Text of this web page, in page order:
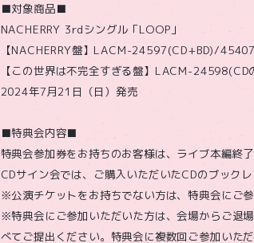
■対象商品■
NACHERRY 3rdシングル「LOOP」
【NACHERRY盤】LACM-24597(CD+BD)/
【この世界は不完全すぎる盤】LACM-
2024年7月21日（日）発売
■特典会内容■
特典会参加券をお持ちのお客様は、ライブ本編終
CDサイン会では、ご購入いただいたCDのブック
※公演チケットをお持ちでない方は、特典会にご参
※特典会にご参加いただいた方は、会場からご退
べてご提出ください。特典会に複数回ご参加いただ